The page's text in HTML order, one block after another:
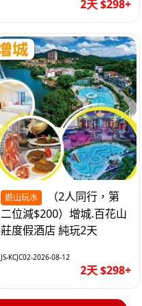
2天 $298+
遊山玩水
二位減$200）增城.百花山
莊度假酒店 純玩2天
JS-KCJC02-2026-08-12
2天 $298+